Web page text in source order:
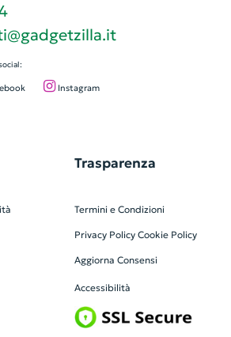
Instagram
Trasparenza
Termini e Condizioni
Privacy Policy Cookie Policy
Aggiorna Consensi
Accessibilità